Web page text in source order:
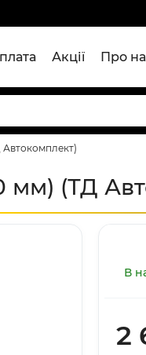
Акції Про
мм) (ТД
В
2